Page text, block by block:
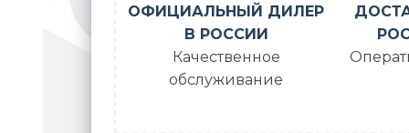
ОФИЦИАЛЬНЫЙ ДИЛЕР
В РОССИИ
Качественное
обслуживание